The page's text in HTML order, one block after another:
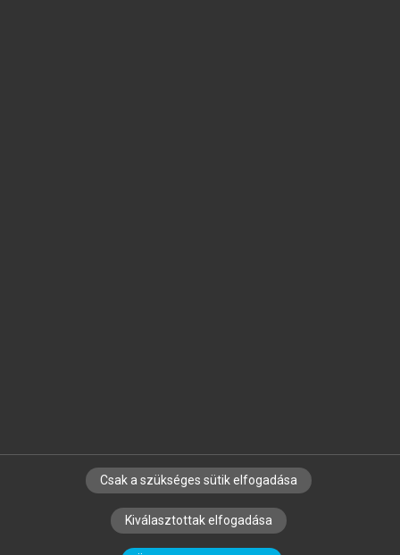
SZERZŐKNEK CÉGEKNEK KÖNYVTÁROSOKNAK
SZERKESZTÉSI ÉS LEKTORÁLÁSI ALAPELVEK
Csak a szükséges sütik elfogadása
Kiválasztottak elfogadása